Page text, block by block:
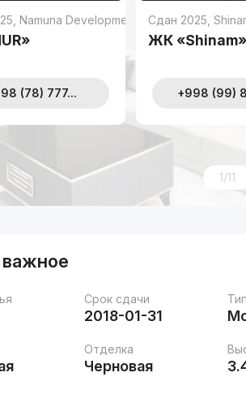
Namuna Development
(78) 777...
Сдан 2025
ЖК «Shinam»
+998 (99)
1/11
Срок сдачи
2018-01-31
Отделка
Черновая